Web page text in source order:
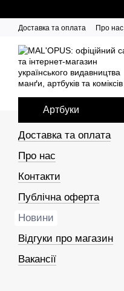
Доставка та оплата Про нас
Артбуки
Доставка та оплата
Про нас
Контакти
Публічна оферта
Новини
Відгуки про магазин
Вакансії